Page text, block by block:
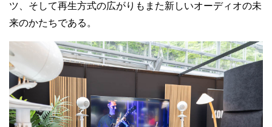
ツ、そして再生方式の広がりもまた新しいオーディオの未
来のかたちである。